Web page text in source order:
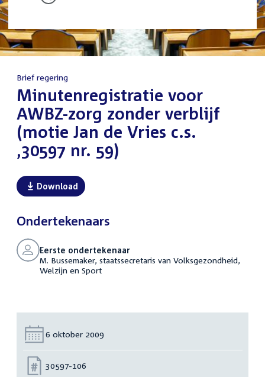
Brief regering
:Minutenregistratie voor
AWBZ-zorg zonder verblijf
(motie Jan de Vries c.s.
,30597 nr. 59)
Download
Ondertekenaars
Eerste ondertekenaar
M. Bussemaker, staatssecretaris van Volksgezondheid,
Welzijn en Sport
Datum:
6 oktober 2009
Nummer:
30597-106